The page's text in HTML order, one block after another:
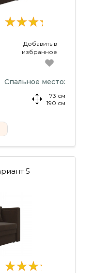
Добавить в
избранное
Спальное место:
73 см
190 см
5